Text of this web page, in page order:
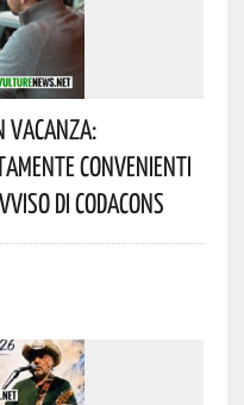
Vacanza:
Convenienti
Di Codacons